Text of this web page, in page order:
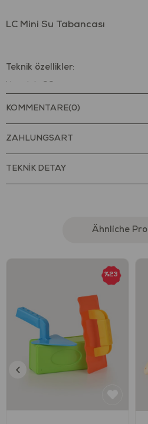
LC Mini Su Tabancası
Teknik özellikler:
Genişlik: 4,5 cm
Su Hacmi: 300 ML
Atış Mesafesi: 8 Metre
Let’s Be Child ile Hareket
yön duygusunu, dikkat gelişimini
Bu oyuncak, çocukların sadece
koordinasyon yeteneklerinin
Oyunla öğrenme süreci,
etmelerine, denemelerine ve
yaş ve üzeri çocuklar için özel
Her dönüş bir keşif, her hareket
Yaz eğlencesinin vazgeçilmez
Let’s Be Child kalitesiyle geliyor!
tasarlanan bu su tabancası, hem
yetişkinlerin açık hava
KOMMENTARE(0)
ZAHLUNGSART
TEKNİK DETAY
Ähnliche
%23